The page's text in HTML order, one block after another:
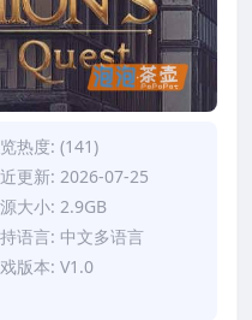
热度: (141)
更新: 2026-07-25
大小: 2.9GB
语言: 中文多语言
版本: V1.0